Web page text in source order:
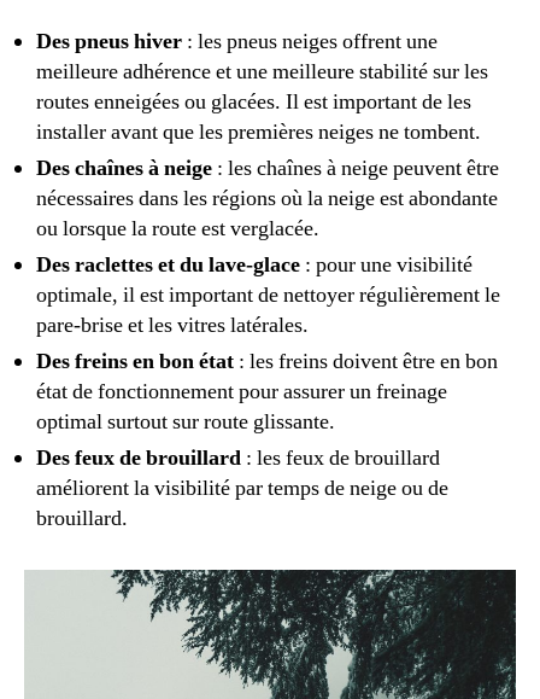
Des pneus hiver : les pneus neiges offrent une
meilleure adhérence et une meilleure stabilité sur les
routes enneigées ou glacées. Il est important de les
installer avant que les premières neiges ne tombent.
Des chaînes à neige : les chaînes à neige peuvent être
nécessaires dans les régions où la neige est abondante
ou lorsque la route est verglacée.
Des raclettes et du lave-glace : pour une visibilité
optimale, il est important de nettoyer régulièrement le
pare-brise et les vitres latérales.
Des freins en bon état : les freins doivent être en bon
état de fonctionnement pour assurer un freinage
optimal surtout sur route glissante.
Des feux de brouillard : les feux de brouillard
améliorent la visibilité par temps de neige ou de
brouillard.